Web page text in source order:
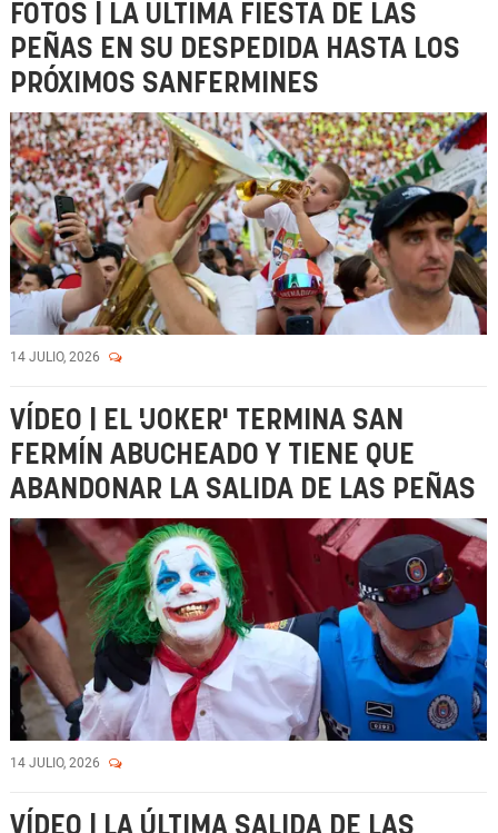
FOTOS | LA ÚLTIMA FIESTA DE LAS
PEÑAS EN SU DESPEDIDA HASTA LOS
PRÓXIMOS SANFERMINES
14 JULIO, 2026
VÍDEO | EL 'JOKER' TERMINA SAN
FERMÍN ABUCHEADO Y TIENE QUE
ABANDONAR LA SALIDA DE LAS PEÑAS
14 JULIO, 2026
VÍDEO | LA ÚLTIMA SALIDA DE LAS